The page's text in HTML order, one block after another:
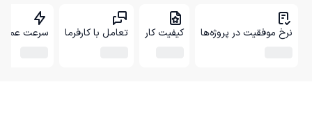
نرخ موفقیت در پروژه‌ها کیفیت کار تعامل با کارفرما سرعت عمل